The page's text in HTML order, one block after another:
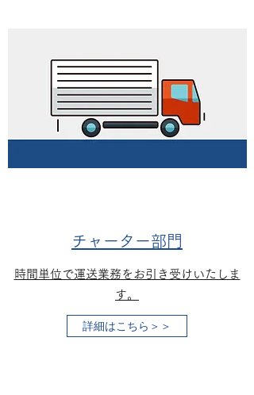
チャーター部門
時間単位で運送業務をお引き受けいたしま
す。
詳細はこちら＞＞